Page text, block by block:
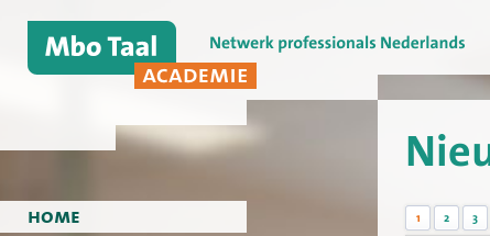
home
1 2 3